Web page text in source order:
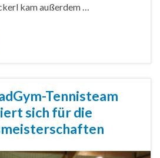
kam außerdem …
Tennisteam
sich für die